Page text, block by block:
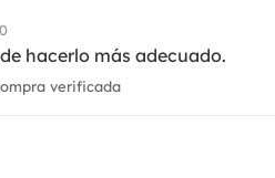
hacerlo más adecuado.
verificada